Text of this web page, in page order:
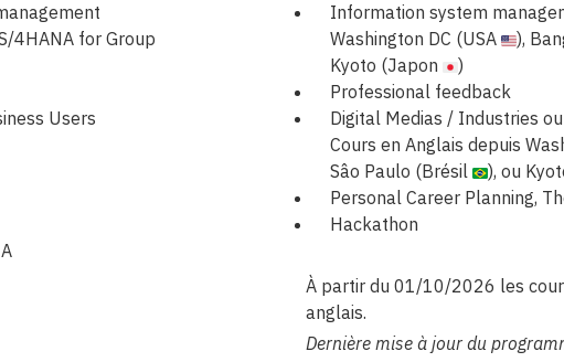
4HANA for Group
Users
Information system
Washington DC (USA
),
Kyoto (Japon
)
Professional feedback
Digital Medias / Industries
Cours en Anglais depuis
Sâo Paulo (Brésil
), ou
Personal Career Planning,
Hackathon
À partir du 01/10/2026 les
anglais.
Dernière mise à jour du